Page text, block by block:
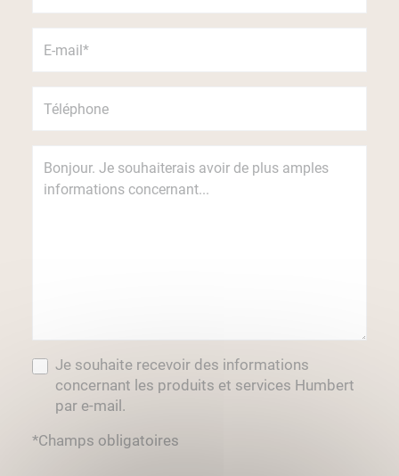
Je souhaite recevoir des informations
concernant les produits et services Humbert
par e-mail.
*Champs obligatoires